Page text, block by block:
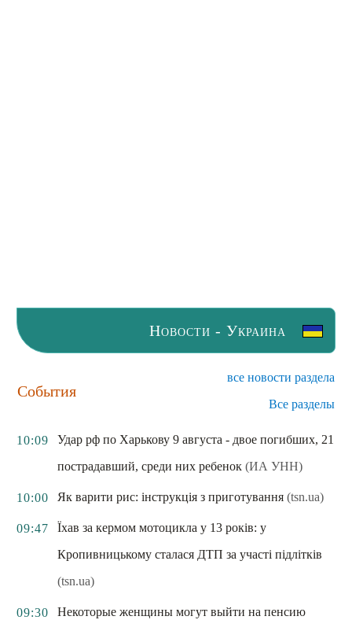
Новости - Украина
События
все новости раздела
Все разделы
10:09
Удар рф по Харькову 9 августа - двое погибших, 21
пострадавший, среди них ребенок (ИА УНН)
10:00 Як варити рис: інструкція з приготування (tsn.ua)
09:47
Їхав за кермом мотоцикла у 13 років: у
Кропивницькому сталася ДТП за участі підлітків
(tsn.ua)
09:30
Некоторые женщины могут выйти на пенсию